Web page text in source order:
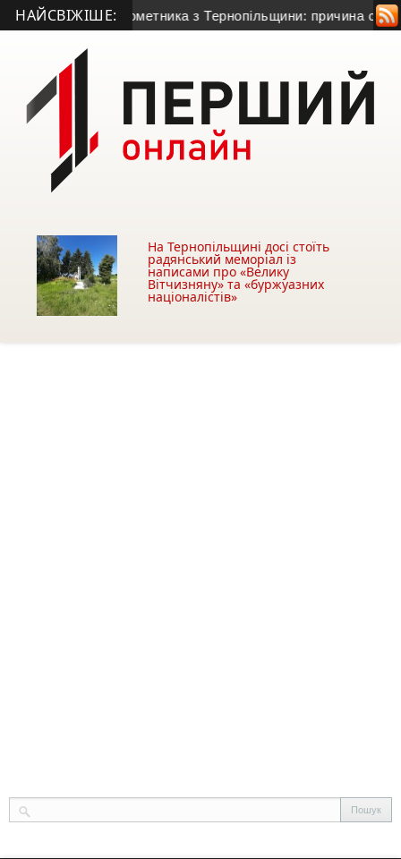
НАЙСВІЖІШЕ:
гранатометника з Тернопільщини: причина смерті –
На Тернопільщині досі стоїть
радянський меморіал із
написами про «Велику
Вітчизняну» та «буржуазних
націоналістів»